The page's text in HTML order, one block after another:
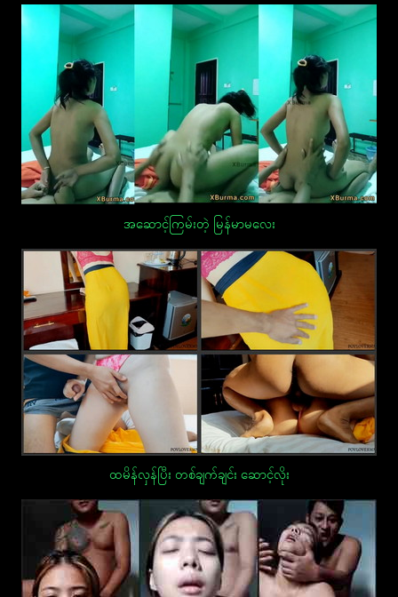
အဆောင့်ကြမ်းတဲ့ မြန်မာမလေး
ထမိန်လှန်ပြီး တစ်ချက်ချင်း ဆောင့်လိုး